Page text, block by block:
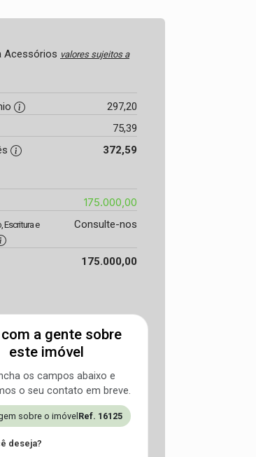
Acessórios valores sujeitos a
297,20
75,39
372,59
175.000,00
Escritura e
Consulte-nos
175.000,00
com a gente sobre
este imóvel
os campos abaixo e
o seu contato em breve.
sobre o imóvel Ref. 16125
deseja?